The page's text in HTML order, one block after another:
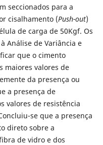
seccionados para a
cisalhamento (Push-out)
de carga de 50Kgf. Os
Análise de Variância e
que o cimento
maiores valores de
da presença ou
a presença de
valores de resistência
se que a presença
direto sobre a
de vidro e dos